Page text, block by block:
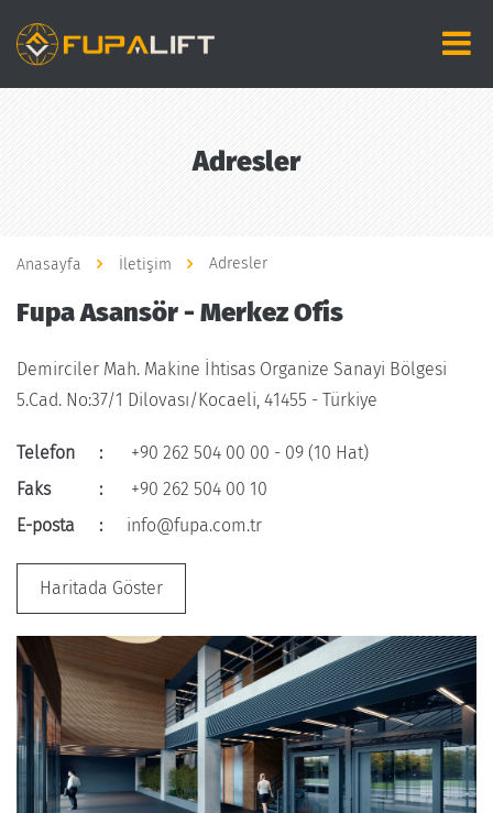
Adresler
Anasayfa İletişim Adresler
Fupa Asansör - Merkez Ofis
Demirciler Mah. Makine İhtisas Organize Sanayi Bölgesi
5.Cad. No:37/1 Dilovası/Kocaeli, 41455 - Türkiye
Telefon :
+90 262 504 00 00 - 09 (10 Hat)
Faks
:
+90 262 504 00 10
E-posta
: info@fupa.com.tr
Haritada Göster